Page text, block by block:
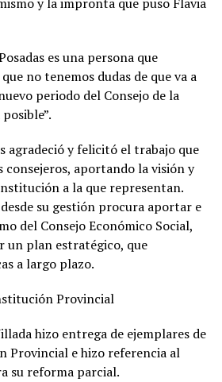
es una persona que
no tenemos dudas de que va a
periodo del Consejo de la
agradeció y felicitó el trabajo que
consejeros, aportando la visión y
a la que representan.
su gestión procura aportar e
del Consejo Económico Social,
un plan estratégico, que
a largo plazo.
Provincial
hizo entrega de ejemplares de
Provincial e hizo referencia al
su reforma parcial.